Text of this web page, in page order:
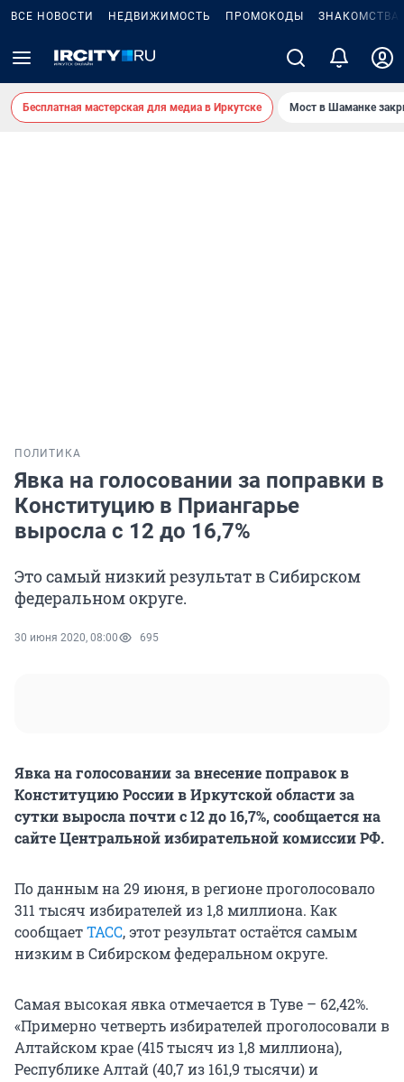
ВСЕ НОВОСТИ НЕДВИЖИМОСТЬ ПРОМОКОДЫ ЗНАКОМСТВА
Бесплатная мастерская для медиа в Иркутске Мост в Шаманке
ПОЛИТИКА
Явка на голосовании за поправки в
Конституцию в Приангарье
выросла с 12 до 16,7%
Это самый низкий результат в Сибирском
федеральном округе.
30 июня 2020, 08:00 695
Явка на голосовании за внесение поправок в
Конституцию России в Иркутской области за
сутки выросла почти с 12 до 16,7%, сообщается на
сайте Центральной избирательной комиссии РФ.
По данным на 29 июня, в регионе проголосовало
311 тысяч избирателей из 1,8 миллиона. Как
сообщаетТАСС, этот результат остаётся самым
низким в Сибирском федеральном округе.
Самая высокая явка отмечается в Туве – 62,42%.
«Примерно четверть избирателей проголосовали в
Алтайском крае (415 тысяч из 1,8 миллиона),
Республике Алтай (40,7 из 161,9 тысячи) и